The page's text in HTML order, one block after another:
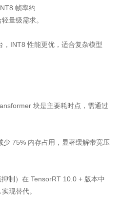
帧率约
量级需求。
INT8 性能更优，适合复杂模型
块是主要耗时点，需通过
少 75% 内存占用，显著缓解带宽压
制）在 TensorRT 10.0 + 版本中
现替代。